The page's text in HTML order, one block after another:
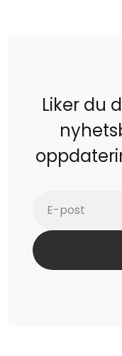
Liker du